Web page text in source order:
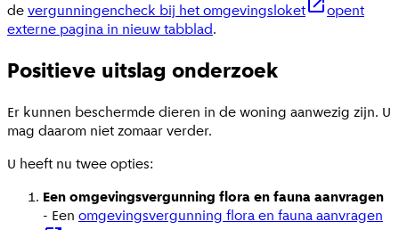
devergunningencheck bij het omgevingsloket
opent
externe pagina in nieuw tabblad.
Positieve uitslag onderzoek
Er kunnen beschermde dieren in de woning aanwezig zijn. U
mag daarom niet zomaar verder.
U heeft nu twee opties:
Een omgevingsvergunning flora en fauna aanvragen
- Een omgevingsvergunning flora en fauna aanvragen